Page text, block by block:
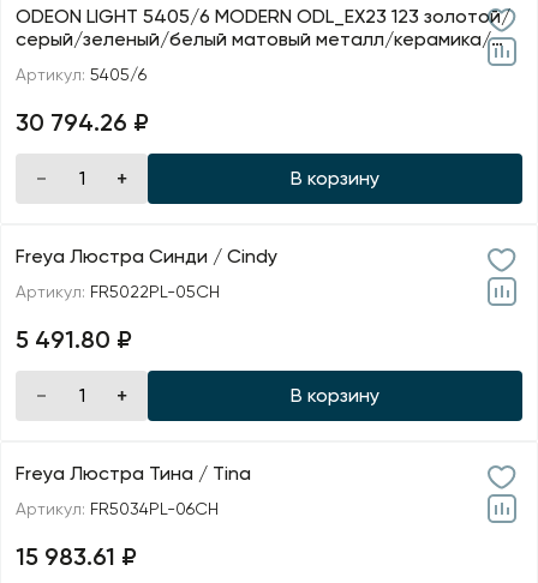
ODEON LIGHT 5405/6 MODERN ODL_EX23 123 золотой/
серый/зеленый/белый матовый металл/керамика/
Артикул: 5405/6
30 794.26 ₽
В корзину
Freya Люстра Синди / Cindy
Артикул: FR5022PL-05CH
5 491.80 ₽
В корзину
Freya Люстра Тина / Tina
Артикул: FR5034PL-06CH
15 983.61 ₽